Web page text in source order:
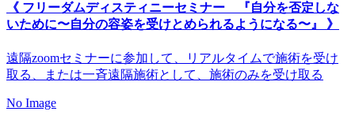
《 フリーダムディスティニーセミナー 『自分を否定しな
いために〜自分の容姿を受けとめられるようになる〜』 》
遠隔zoomセミナーに参加して、リアルタイムで施術を受け
取る、または一斉遠隔施術として、施術のみを受け取る
No Image